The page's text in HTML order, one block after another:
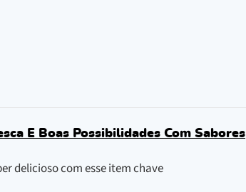
E Boas Possibilidades Com Sabores
delicioso com esse item chave